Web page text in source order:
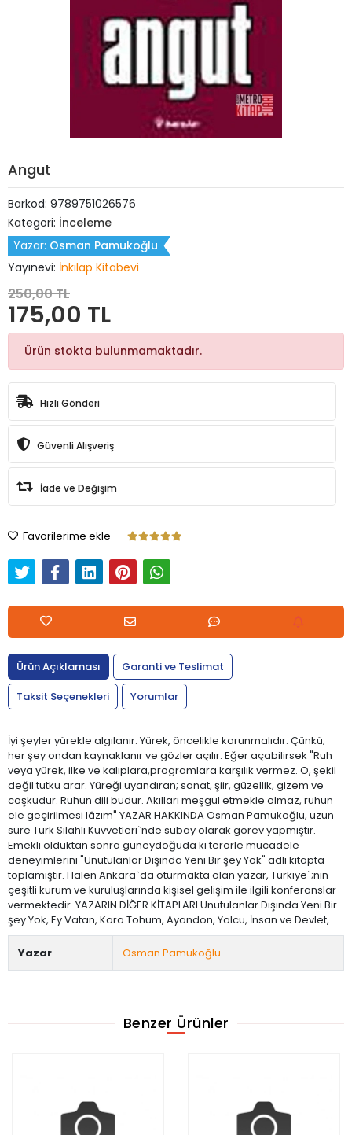
Angut
Barkod: 9789751026576
Kategori: İnceleme
Yazar: Osman Pamukoğlu
Yayınevi: İnkılap Kitabevi
250,00 TL
175,00 TL
Ürün stokta bulunmamaktadır.
Hızlı Gönderi
Güvenli Alışveriş
İade ve Değişim
Favorilerime ekle
Ürün Açıklaması
Garanti ve Teslimat
Taksit Seçenekleri
Yorumlar
İyi şeyler yürekle algılanır. Yürek, öncelikle korunmalıdır. Çünkü;
her şey ondan kaynaklanır ve gözler açılır. Eğer açabilirsek "Ruh
veya yürek, ilke ve kalıplara,programlara karşılık vermez. O, şekil
değil tutku arar. Yüreği uyandıran; sanat, şiir, güzellik, gizem ve
coşkudur. Ruhun dili budur. Akılları meşgul etmekle olmaz, ruhun
ele geçirilmesi lâzım" YAZAR HAKKINDA Osman Pamukoğlu, uzun
süre Türk Silahlı Kuvvetleri`nde subay olarak görev yapmıştır.
Emekli olduktan sonra güneydoğuda ki terörle mücadele
deneyimlerini "Unutulanlar Dışında Yeni Bir şey Yok" adlı kitapta
toplamıştır. Halen Ankara`da oturmakta olan yazar, Türkiye`;nin
çeşitli kurum ve kuruluşlarında kişisel gelişim ile ilgili konferanslar
vermektedir. YAZARIN DİĞER KİTAPLARI Unutulanlar Dışında Yeni Bir
şey Yok, Ey Vatan, Kara Tohum, Ayandon, Yolcu, İnsan ve Devlet,
Yazar Osman Pamukoğlu
Benzer Ürünler